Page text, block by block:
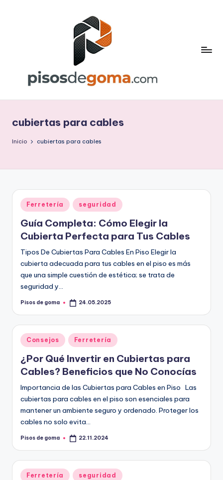
o
s
G
o
m
a
cubiertas para cables
Inicio cubiertas para cables
Publicado
en
Ferretería seguridad
Guía Completa: Cómo Elegir la
Cubierta Perfecta para Tus Cables
Tipos De Cubiertas Para Cables En Piso Elegir la
cubierta adecuada para tus cables en el piso es más
que una simple cuestión de estética; se trata de
seguridad y…
Publicado
Pisos de goma 24.05.2025
Publicado
en
Consejos Ferretería
¿Por Qué Invertir en Cubiertas para
Cables? Beneficios que No Conocías
Importancia de las Cubiertas para Cables en Piso Las
cubiertas para cables en el piso son esenciales para
mantener un ambiente seguro y ordenado. Proteger los
cables no solo evita…
Publicado
Pisos de goma 22.11.2024
Publicado
Ferretería seguridad